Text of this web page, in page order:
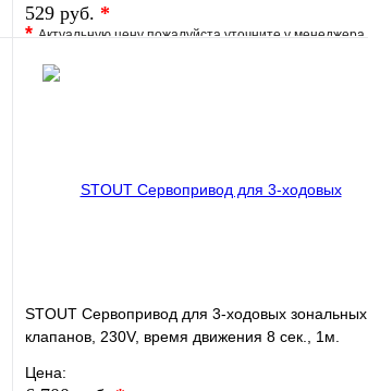
529 руб. *
*Актуальную цену пожалуйста уточните у менеджера
В избранное
STOUT Сервопривод для 3-ходовых зональных
клапанов, 230V, время движения 8 сек., 1м.
Цена: